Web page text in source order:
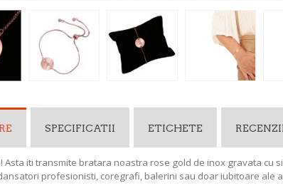
SPECIFICATII ETICHETE
Asta iti transmite bratara noastra rose gold de inox gravata
profesionisti, coregrafi, balerini sau doar iubitoare ale